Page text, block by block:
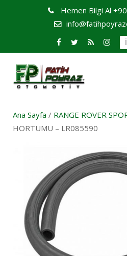
Hemen Bilgi Al
Ana Sayfa / RANGE ROVER
HORTUMU – LR085590